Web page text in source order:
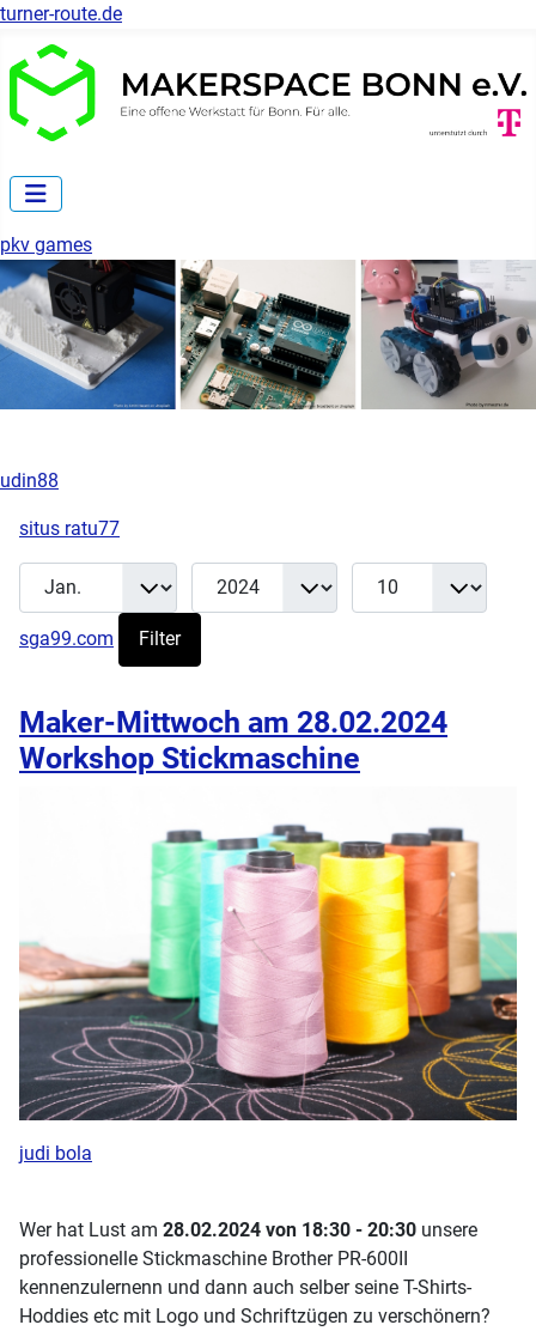
turner-route.de
pkv games
situs ratu77
Filter
Monat Jahr Anzeige #
sga99.com Filter
Maker-Mittwoch am 28.02.2024
Workshop Stickmaschine
judi bola
Wer hat Lust am 28.02.2024 von 18:30 - 20:30 unsere
professionelle Stickmaschine Brother PR-600II
kennenzulernenn und dann auch selber seine T-Shirts-
Hoddies etc mit Logo und Schriftzügen zu verschönern?
udin88